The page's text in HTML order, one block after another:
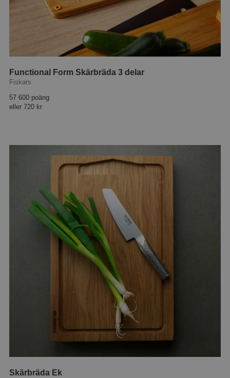
Functional Form Skärbräda 3 delar
Fiskars
57 600 poäng
eller 720 kr
Skärbräda Ek